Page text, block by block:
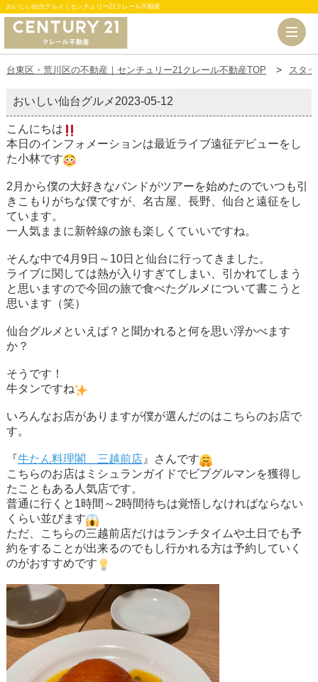
おいしい仙台グルメ｜センチュリー21クレール不動産
台東区・荒川区の不動産｜センチュリー21クレール不動産TOP スタ
おいしい仙台グルメ 2023-05-12
こんにちは
本日のインフォメーションは最近ライブ遠征デビューをし
た小林です
2月から僕の大好きなバンドがツアーを始めたのでいつも引
きこもりがちな僕ですが、名古屋、長野、仙台と遠征をし
ています。
一人気ままに新幹線の旅も楽しくていいですね。
そんな中で4月9日～10日と仙台に行ってきました。
ライブに関しては熱が入りすぎてしまい、引かれてしまう
と思いますので今回の旅で食べたグルメについて書こうと
思います（笑）
仙台グルメといえば？と聞かれると何を思い浮かべます
か？
そうです！
牛タンですね
いろんなお店がありますが僕が選んだのはこちらのお店で
す。
『牛たん料理閣 三越前店』さんです
こちらのお店はミシュランガイドでビブグルマンを獲得し
たこともある人気店です。
普通に行くと1時間～2時間待ちは覚悟しなければならない
くらい並びます
ただ、こちらの三越前店だけはランチタイムや土日でも予
約をすることが出来るのでもし行かれる方は予約していく
のがおすすめです